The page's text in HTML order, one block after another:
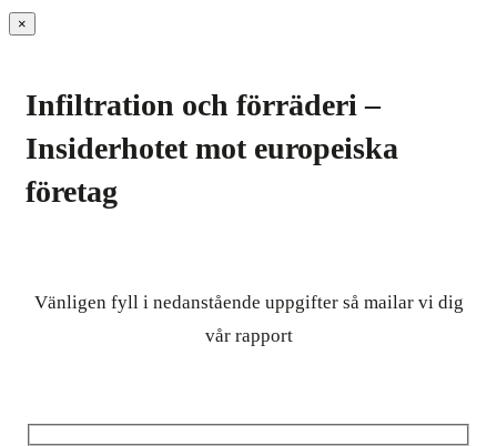
×
Infiltration och förräderi –
Insiderhotet mot europeiska
företag
Vänligen fyll i nedanstående uppgifter så mailar vi dig
vår rapport